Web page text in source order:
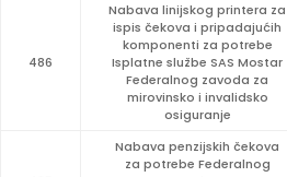
486
Nabava linijskog printera za
ispis čekova i pripadajućih
komponenti za potrebe
Isplatne službe SAS Mostar
Federalnog zavoda za
mirovinsko i invalidsko
osiguranje
Nabava penzijskih čekova
za potrebe Federalnog